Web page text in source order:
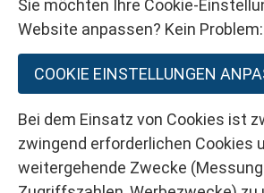
Sie möchten Ihre Cookie-
Website anpassen? Kein Problem:
COOKIE EINSTELLUNGEN
Bei dem Einsatz von Cookies ist
zwingend erforderlichen Cookies
weitergehende Zwecke